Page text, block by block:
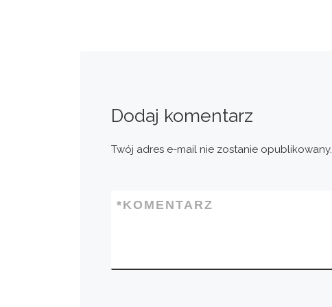
Dodaj komentarz
Twój adres e-mail nie zostanie opublikowany.
KOMENTARZ
*